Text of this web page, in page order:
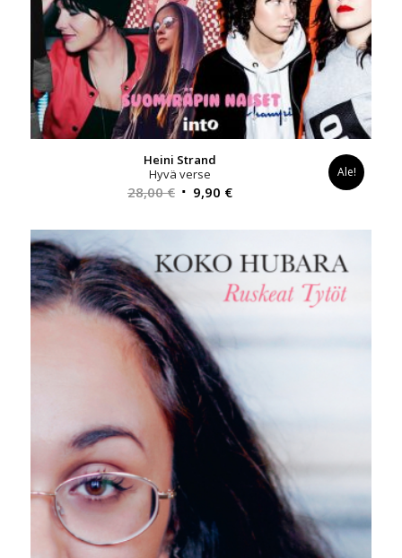
Heini Strand
Hyvä verse
28,00€ Alkuperäinen
oli:
28,00 €.
9,90 €Nykyinen
on:
9,90 €.
Ale!